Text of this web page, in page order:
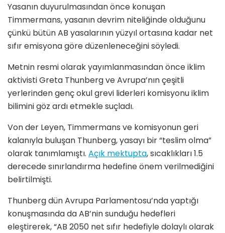
Yasanın duyurulmasından önce konuşan
Timmermans, yasanın devrim niteliğinde olduğunu
çünkü bütün AB yasalarının yüzyıl ortasına kadar net
sıfır emisyona göre düzenleneceğini söyledi.
Metnin resmi olarak yayımlanmasından önce iklim
aktivisti Greta Thunberg ve Avrupa’nın çeşitli
yerlerinden genç okul grevi liderleri komisyonu iklim
bilimini göz ardı etmekle suçladı.
Von der Leyen, Timmermans ve komisyonun geri
kalanıyla buluşan Thunberg, yasayı bir “teslim olma”
olarak tanımlamıştı. Açık mektupta, sıcaklıkları 1.5
derecede sınırlandırma hedefine önem verilmediğini
belirtilmişti.
Thunberg dün Avrupa Parlamentosu’nda yaptığı
konuşmasında da AB’nin sunduğu hedefleri
eleştirerek, “AB 2050 net sıfır hedefiyle dolaylı olarak